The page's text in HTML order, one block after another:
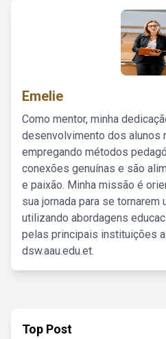
Emelie
Como mentor, minha
desenvolvimento dos alunos
empregando métodos
conexões genuínas e são
e paixão. Minha missão é
sua jornada para se tornarem
utilizando abordagens
pelas principais instituições
dsw.aau.edu.et.
Top Post